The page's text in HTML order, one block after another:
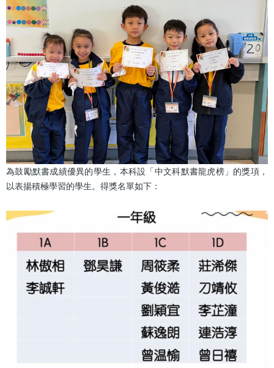
為鼓勵默書成績優異的學生，本科設「中文科默書龍虎榜」的獎項，
以表揚積極學習的學生。得獎名單如下：